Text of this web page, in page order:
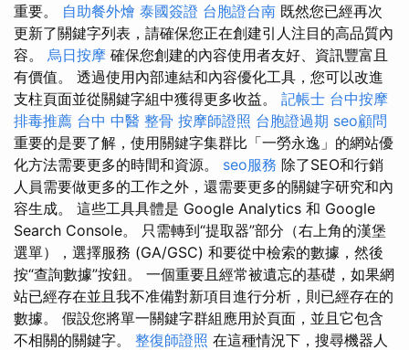
重要。 自助餐外燴 泰國簽證 台胞證台南 既然您已經再次
更新了關鍵字列表，請確保您正在創建引人注目的高品質內
容。 烏日按摩 確保您創建的內容使用者友好、資訊豐富且
有價值。 透過使用內部連結和內容優化工具，您可以改進
支柱頁面並從關鍵字組中獲得更多收益。 記帳士 台中按摩
排毒推薦 台中 中醫 整骨 按摩師證照 台胞證過期 seo顧問
重要的是要了解，使用關鍵字集群比「一勞永逸」的網站優
化方法需要更多的時間和資源。 seo服務 除了SEO和行銷
人員需要做更多的工作之外，還需要更多的關鍵字研究和內
容生成。 這些工具具體是 Google Analytics 和 Google
Search Console。 只需轉到“提取器”部分（右上角的漢堡
選單），選擇服務 (GA/GSC) 和要從中檢索的數據，然後
按“查詢數據”按鈕。 一個重要且經常被遺忘的基礎，如果網
站已經存在並且我不准備對新項目進行分析，則已經存在的
數據。 假設您將單一關鍵字群組應用於頁面，並且它包含
不相關的關鍵字。 整復師證照 在這種情況下，搜尋機器人